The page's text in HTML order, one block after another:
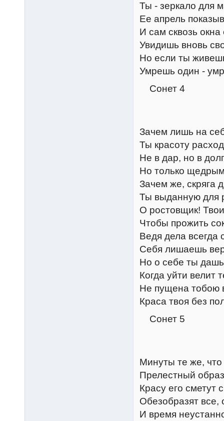
Ты - зеркало для
Ее апрель
И сам сквозь окна
Увидишь вновь
Но если ты
Умрешь один -
Сонет 4
Зачем лишь на
Ты красоту
Не в дар, но в
Но только
Зачем же, скряга
Ты выданную для
О ростовщик!
Чтобы прожить
Ведя дела всегда
Себя лишаешь
Но о себе ты дашь
Когда уйти велит
Не пущена тобою
Краса твоя без
Сонет 5
Минуты те же, что
Прелестный
Красу его сметут
Обезобразят все,
И время